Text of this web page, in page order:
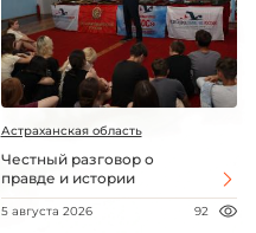
Астраханская область
Честный разговор о
правде и истории
5 августа 2026 92